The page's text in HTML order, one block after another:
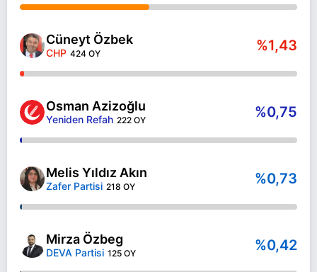
Cüneyt Özbek
CHP 424 OY %1,43
Osman Azizoğlu
Yeniden Refah 222 OY %0,75
Melis Yıldız Akın
Zafer Partisi 218 OY %0,73
Mirza Özbeg
DEVA Partisi 125 OY %0,42